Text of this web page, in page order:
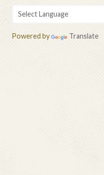
Powered by Translate